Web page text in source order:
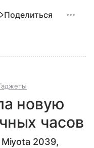
Поделиться
новую
часов
2039,